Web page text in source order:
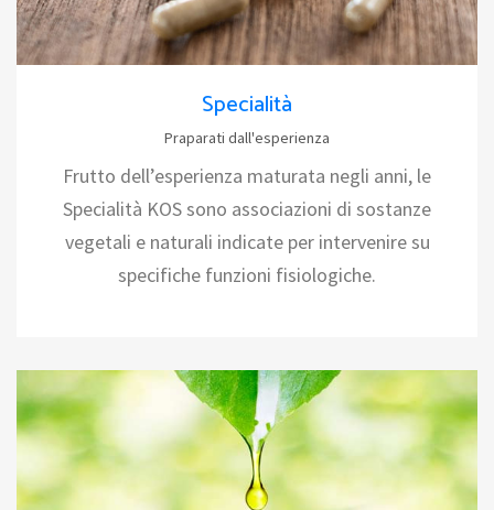
Specialità
Praparati dall'esperienza
Frutto dell’esperienza maturata negli anni, le
Specialità KOS sono associazioni di sostanze
vegetali e naturali indicate per intervenire su
specifiche funzioni fisiologiche.